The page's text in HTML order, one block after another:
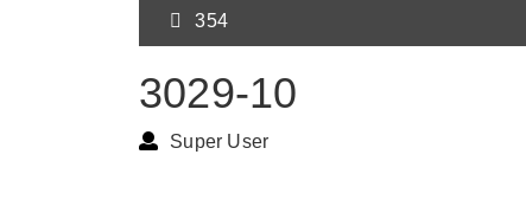
354
3029-10
Super User